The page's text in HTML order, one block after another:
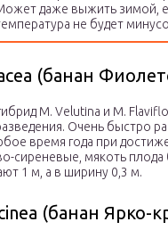
даже выжить зимой,
не будет
(банан
M. Velutina и M.
Очень быстро
время года при
сиреневые, мякоть плода
1 м, а в ширину 0,3 м.
(банан Ярко-